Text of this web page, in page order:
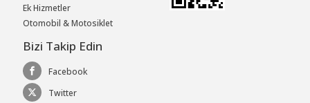
Ek Hizmetler
Otomobil & Motosiklet
Bizi Takip Edin
Facebook
Twitter